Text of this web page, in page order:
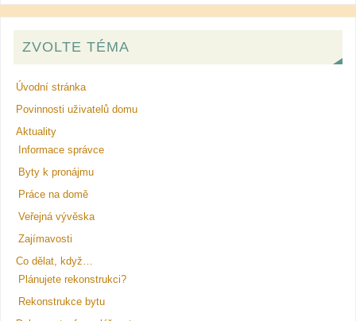
ZVOLTE TÉMA
Úvodní stránka
Povinnosti uživatelů domu
Aktuality
Informace správce
Byty k pronájmu
Práce na domě
Veřejná vývěska
Zajímavosti
Co dělat, když…
Plánujete rekonstrukci?
Rekonstrukce bytu